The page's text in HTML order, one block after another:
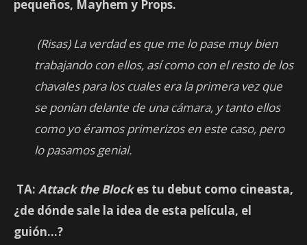
pequeños, Mayhem y Props.
(Risas) La verdad es que me lo pase muy bien
trabajando con ellos, así como con el resto de los
chavales para los cuales era la primera vez que
se ponían delante de una cámara, y tanto ellos
como yo éramos primerizos en este caso, pero
lo pasamos genial.
TA: Attack the Blockes tu debut como cineasta,
¿de dónde sale la idea de esta película, el
guión…?